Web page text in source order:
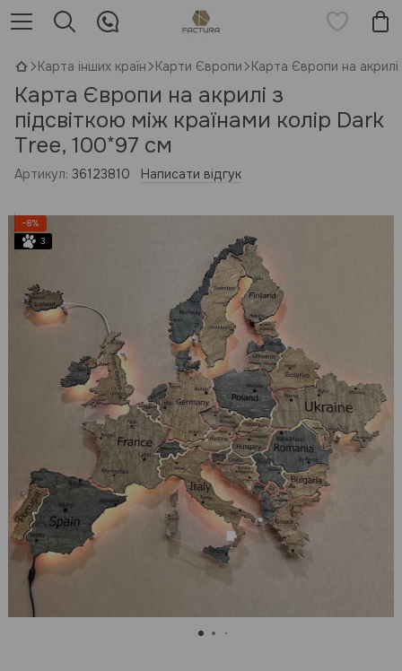
Карта інших країн Карти Європи Карта Європи на
Карта Європи на акрилі з
підсвіткою між країнами колір Dark
Tree, 100*97 см
Артикул: 36123810 Написати відгук
−8%
3